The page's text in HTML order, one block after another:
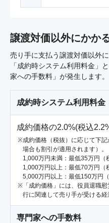
譲渡対価以外にかか
売り手に支払う譲渡対価以外
「成約時システム利用料金」
家への手数料」が発生します。
成約時システム利用料金
成約価格の2.0%(税込
成約価格（税抜）に応じて下
場合も割引が適用されます）。
1,000万円未満：最低35万円（
1,000万円以上：最低70万円（
5,000万円以上：最低150万円
「成約価格」には、役員退職
行に関連して売り手が受ける経
専門家への手数料